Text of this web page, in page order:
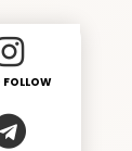
FOLLOW